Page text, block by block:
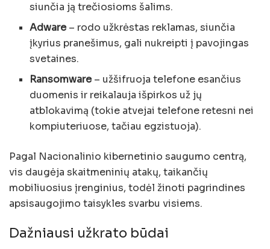
siunčia ją trečiosioms šalims.
Adware– rodo užkrėstas reklamas, siunčia
įkyrius pranešimus, gali nukreipti į pavojingas
svetaines.
Ransomware– užšifruoja telefone esančius
duomenis ir reikalauja išpirkos už jų
atblokavimą (tokie atvejai telefone retesni nei
kompiuteriuose, tačiau egzistuoja).
Pagal Nacionalinio kibernetinio saugumo centrą,
vis daugėja skaitmeninių atakų, taikančių
mobiliuosius įrenginius, todėl žinoti pagrindines
apsisaugojimo taisykles svarbu visiems.
Dažniausi užkrato būdai